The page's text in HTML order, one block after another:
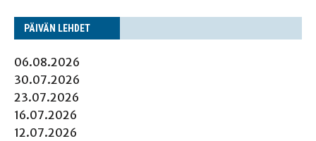
PÄI­VÄN LEHDET
06.08.2026
30.07.2026
23.07.2026
16.07.2026
12.07.2026